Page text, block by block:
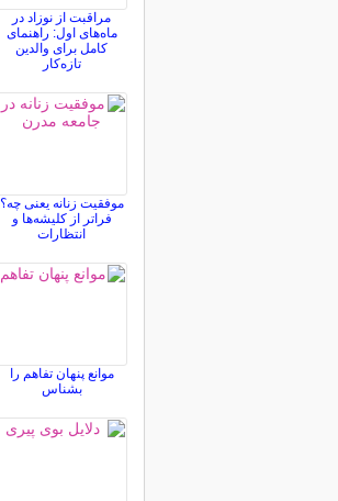
مراقبت از نوزاد در
ماه‌های اول: راهنمای
کامل برای والدین
تازه‌کار
موفقیت زنانه یعنی چه؟
فراتر از کلیشه‌ها و
انتظارات
موانع پنهان تفاهم را
بشناس